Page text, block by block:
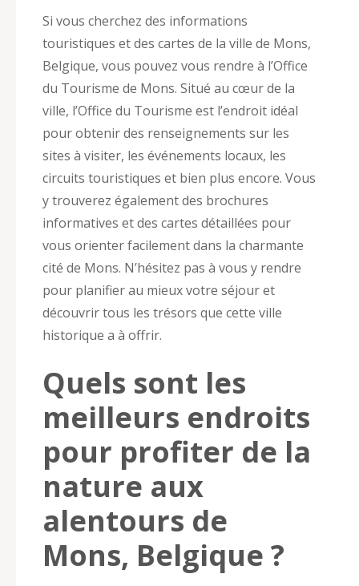
Si vous cherchez des informations
touristiques et des cartes de la ville de Mons,
Belgique, vous pouvez vous rendre à l’Office
du Tourisme de Mons. Situé au cœur de la
ville, l’Office du Tourisme est l’endroit idéal
pour obtenir des renseignements sur les
sites à visiter, les événements locaux, les
circuits touristiques et bien plus encore. Vous
y trouverez également des brochures
informatives et des cartes détaillées pour
vous orienter facilement dans la charmante
cité de Mons. N’hésitez pas à vous y rendre
pour planifier au mieux votre séjour et
découvrir tous les trésors que cette ville
historique a à offrir.
Quels sont les
meilleurs endroits
pour profiter de la
nature aux
alentours de
Mons, Belgique ?